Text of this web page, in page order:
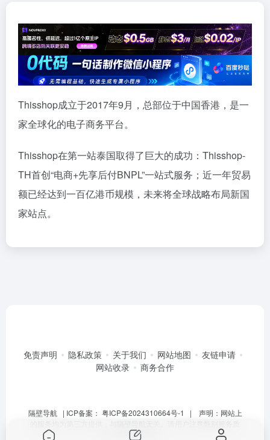
Thisshop成立于2017年9月，总部位于中国香港，是一
家全球化的电子商务平台。
Thisshop在第一站泰国取得了巨大的成功：Thisshop-
TH首创“电商+先享后付BNPL”一站式服务；近一年贸易
额已经达到一百亿港币规模，未来将全球战略布局新国
家站点。
免责声明 隐私政策 关于我们 网站地图
友链申请
网站收录
商务合作
隔壁导航| ICP备案： 粤ICP备2024310664号-1 | 声明：网站上
量，避免上当受骗。